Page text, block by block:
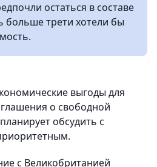
остаться в составе
больше трети хотели бы
выгоды для
о свободной
обсудить с
с Великобританией